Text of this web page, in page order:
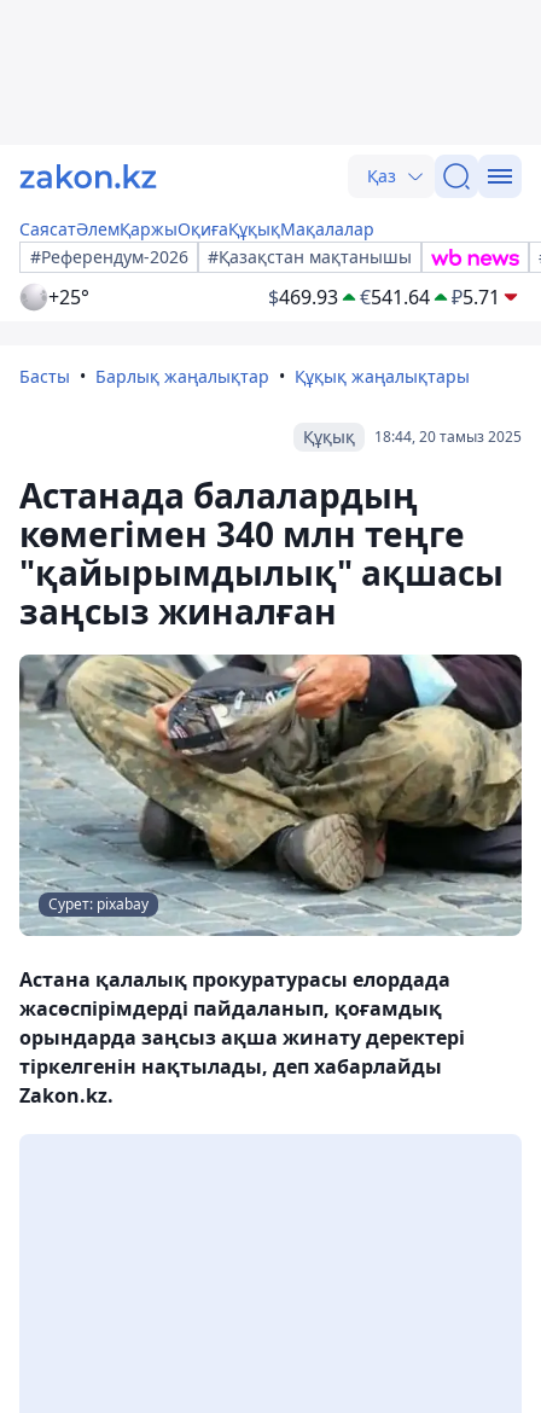
Қаз
СаясатӘлемҚаржыОқиғаҚұқықМақалалар
#Референдум-2026
#Қазақстан мақтанышы
+25° $469.93 €541.64 ₽5.71
Басты Барлық жаңалықтар Құқық жаңалықтары
18:44, 20 тамыз 2025
Құқық
Астанада балалардың
көмегімен 340 млн теңге
"қайырымдылық" ақшасы
заңсыз жиналған
Сурет: pixabay
Астана қалалық прокуратурасы елордада
жасөспірімдерді пайдаланып, қоғамдық
орындарда заңсыз ақша жинату деректері
тіркелгенін нақтылады, деп хабарлайды
Zakon.kz.